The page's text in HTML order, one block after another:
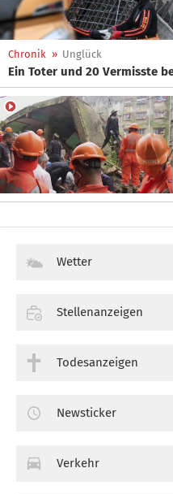
Chronik » Unglück
Ein Toter und 20 Vermisste
Wetter
Stellenanzeigen
Todesanzeigen
Newsticker
Verkehr